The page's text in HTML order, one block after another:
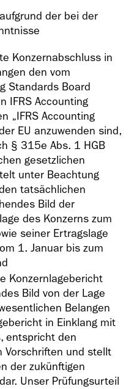
der bei der
Konzernabschluss in
den vom
Standards Board
IFRS Accounting
„IFRS Accounting
EU anzuwenden sind,
§ 315e Abs. 1 HGB
gesetzlichen
unter Beachtung
tatsächlichen
Bild der
des Konzerns zum
seiner Ertragslage
1. Januar bis zum
Konzernlagebericht
Bild von der Lage
Belangen
in Einklang mit
entspricht den
Vorschriften und stellt
der zukünftigen
Unser Prüfungsurteil